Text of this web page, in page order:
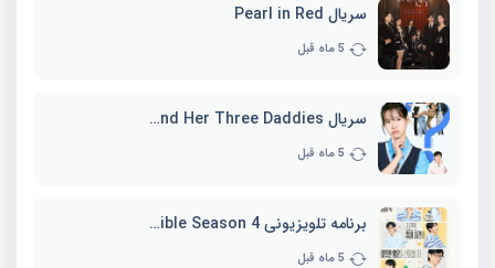
سریال Pearl in Red
5 ماه قبل
سریال Marie and Her Three Daddies
5 ماه قبل
برنامه تلویزیونی Whenever Possible Season 4
5 ماه قبل